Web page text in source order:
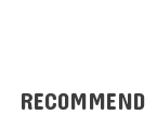
RECOMMEND